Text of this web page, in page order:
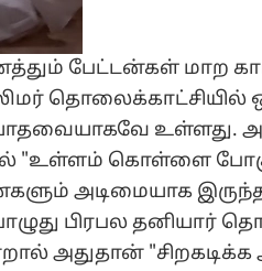
பேட்டன்கள் மாற
தொலைக்காட்சியில்
உள்ளது.
"உள்ளம் கொள்ளை
அடிமையாக
பிரபல தனியார்
அதுதான் "சிறகடிக்க